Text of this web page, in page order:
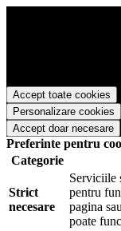
Papetarie.ro este
cookie-uri.
Accept toate cookies
Personalizare cookies
Accept doar necesare
Preferinte pentru
Categorie
Strict
necesare
Serviciile
pentru
pagina
poate